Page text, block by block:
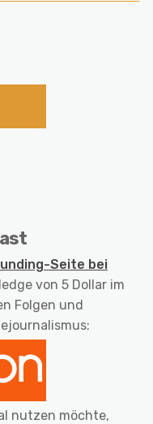
Seite bei
von 5 Dollar im
Folgen und
nutzen möchte,